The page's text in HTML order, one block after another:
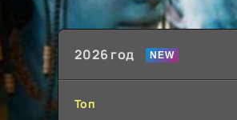
2026 год
Топ